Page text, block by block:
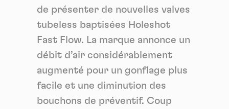
de présenter de nouvelles valves
tubeless baptisées Holeshot
Fast Flow. La marque annonce un
débit d’air considérablement
augmenté pour un gonflage plus
facile et une diminution des
bouchons de préventif. Coup